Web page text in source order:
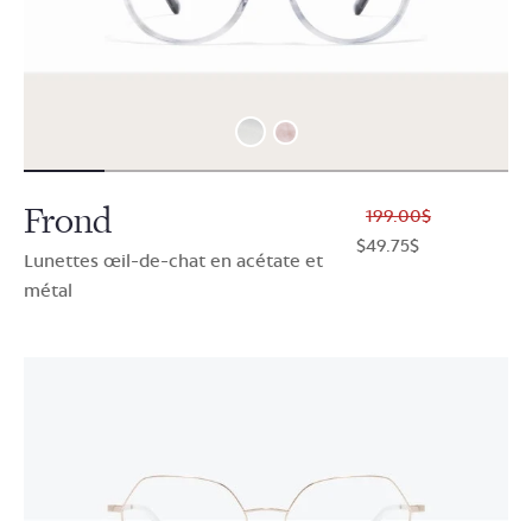
Frond
Lunettes œil-de-chat en acétate et
métal
$199.00
$49.75